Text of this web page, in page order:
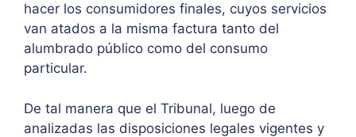
hacer los consumidores finales, cuyos servicios
van atados a la misma factura tanto del
alumbrado público como del consumo
particular.
De tal manera que el Tribunal, luego de
analizadas las disposiciones legales vigentes y